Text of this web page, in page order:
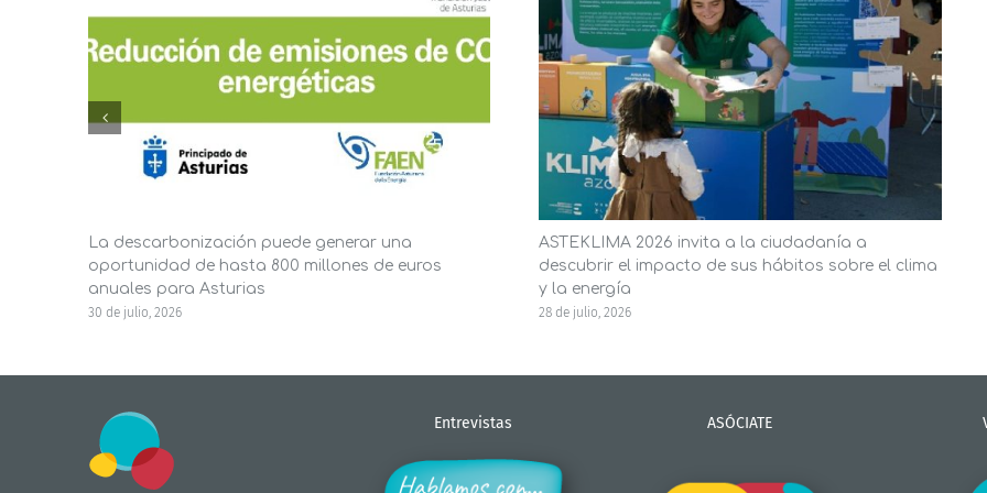
La descarbonización puede generar una
oportunidad de hasta 800 millones de euros
anuales para Asturias
30 de julio, 2026
ASTEKLIMA 2026 invita a la ciudadanía a
descubrir el impacto de sus hábitos sobre el clima
y la energía
28 de julio, 2026
Entrevistas ASÓCIATE